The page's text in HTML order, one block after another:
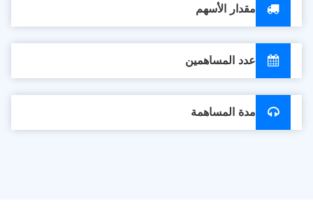
مقدار الأسهم
عدد المساهمين
مدة المساهمة